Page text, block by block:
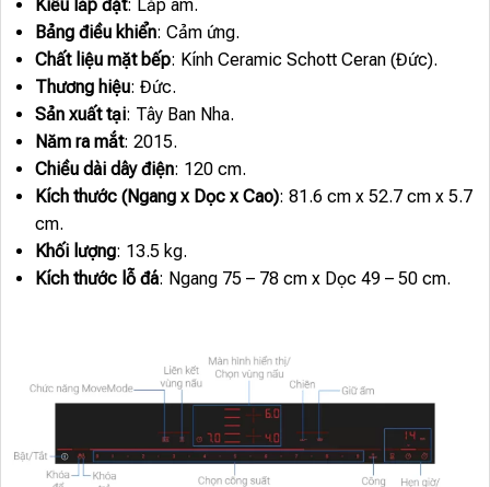
Kiểu lắp đặt: Lắp âm.
Bảng điều khiển: Cảm ứng.
Chất liệu mặt bếp: Kính Ceramic Schott Ceran (Đức).
Thương hiệu: Đức.
Sản xuất tại: Tây Ban Nha.
Năm ra mắt: 2015.
Chiều dài dây điện: 120 cm.
Kích thước (Ngang x Dọc x Cao): 81.6 cm x 52.7 cm x 5.7
cm.
Khối lượng: 13.5 kg.
Kích thước lỗ đá: Ngang 75 – 78 cm x Dọc 49 – 50 cm.